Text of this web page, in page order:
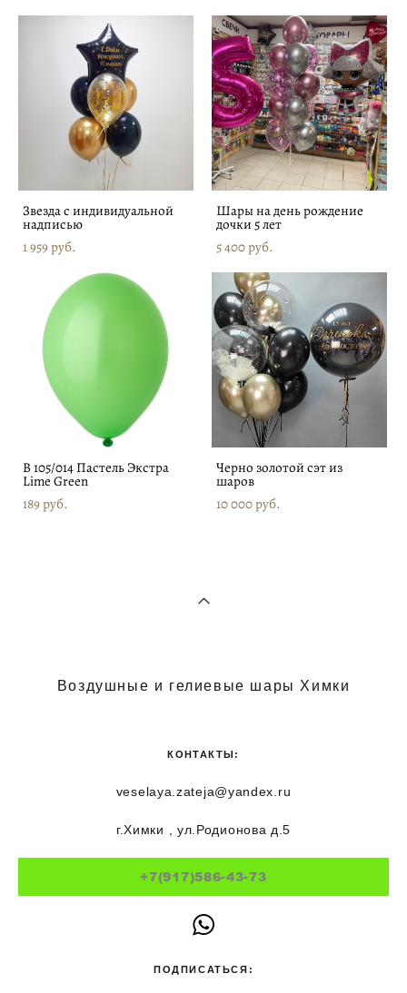
Звезда с индивидуальной
надписью
1 959 pуб.
Шары на день рождение
дочки 5 лет
5 400 pуб.
В 105/014 Пастель Экстра
Lime Green
189 pуб.
Черно золотой сэт из
шаров
10 000 pуб.
Воздушные и гелиевые шары Химки
КОНТАКТЫ:
veselaya.zateja@yandex.ru
г.Химки , ул.Родионова д.5
+7(917)586-43-73
ПОДПИСАТЬСЯ: